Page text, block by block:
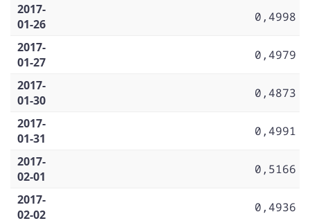
2017-
01-26
0,4998
2017-
01-27
0,4979
2017-
01-30
0,4873
2017-
01-31
0,4991
2017-
02-01
0,5166
2017-
02-02
0,4936